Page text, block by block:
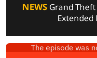
NEWS Grand
Extended